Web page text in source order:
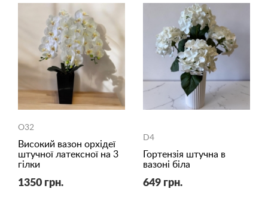
O32
Високий вазон орхідеї
штучної латексної на 3
гілки
1350 грн.
D4
Гортензія штучна в
вазоні біла
649 грн.